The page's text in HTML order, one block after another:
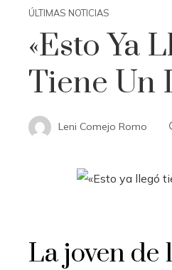
ÚLTIMAS NOTICIAS
«Esto Ya
Tiene Un
Leni Comejo Romo
La joven de